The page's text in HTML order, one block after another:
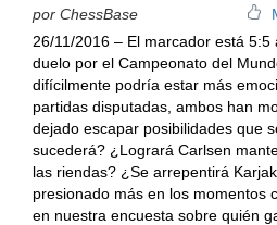
por ChessBase
26/11/2016 – El marcador está
duelo por el Campeonato del
difícilmente podría estar más
partidas disputadas, ambos han
dejado escapar posibilidades que
sucederá? ¿Logrará Carlsen
las riendas? ¿Se arrepentirá
presionado más en los momentos
en nuestra encuesta sobre quién